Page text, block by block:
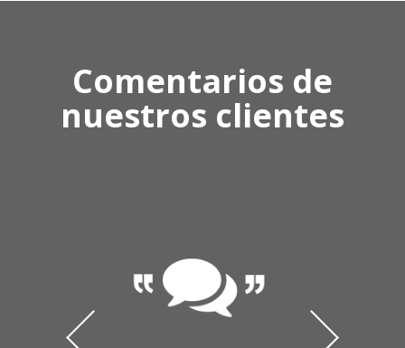
Comentarios de
nuestros clientes